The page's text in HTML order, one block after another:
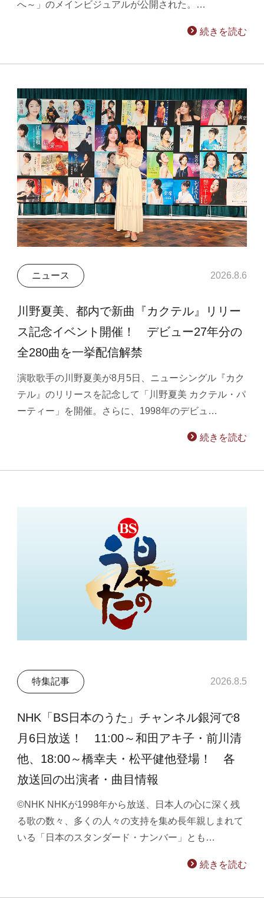
へ～」のメインビジュアルが公開された。…
続きを読む
ニュース 2026.8.6
川野夏美、都内で新曲『カクテル』リリー
ス記念イベント開催！ デビュー27年分の
全280曲を一挙配信解禁
演歌歌手の川野夏美が8月5日、ニューシングル『カク
テル』のリリースを記念して「川野夏美 カクテル・パ
ーティー」を開催。さらに、1998年のデビュ…
続きを読む
特集記事 2026.8.5
NHK「BS日本のうた」チャンネル銀河で8
月6日放送！ 11:00～和田アキ子・前川清
他、18:00～橋幸夫・松平健他登場！ 各
放送回の出演者・曲目情報
©NHK NHKが1998年から放送、日本人の心に深く残
る歌の数々、多くの人々の支持を集め長年親しまれて
いる「日本のスタンダード・ナンバー」とも…
続きを読む